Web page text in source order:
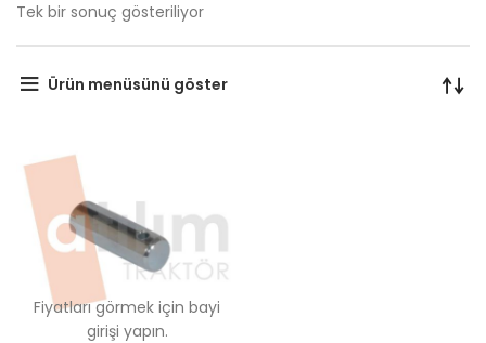
Tek bir sonuç gösteriliyor
Ürün menüsünü göster
Fiyatları görmek için bayi
girişi yapın.